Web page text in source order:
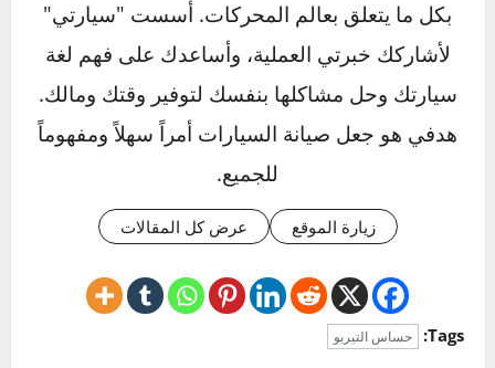
أصلية.
كيف يمكنني الحفاظ على حساس التيربو؟
قم بتنظيف الحساس دوريًا، استبدل فلتر الهواء
بانتظام، واستخدم زيوت محركات عالية الجودة.
تجنب أيضًا القيادة بسرعة عالية بشكل مستمر
Click to rate this post!